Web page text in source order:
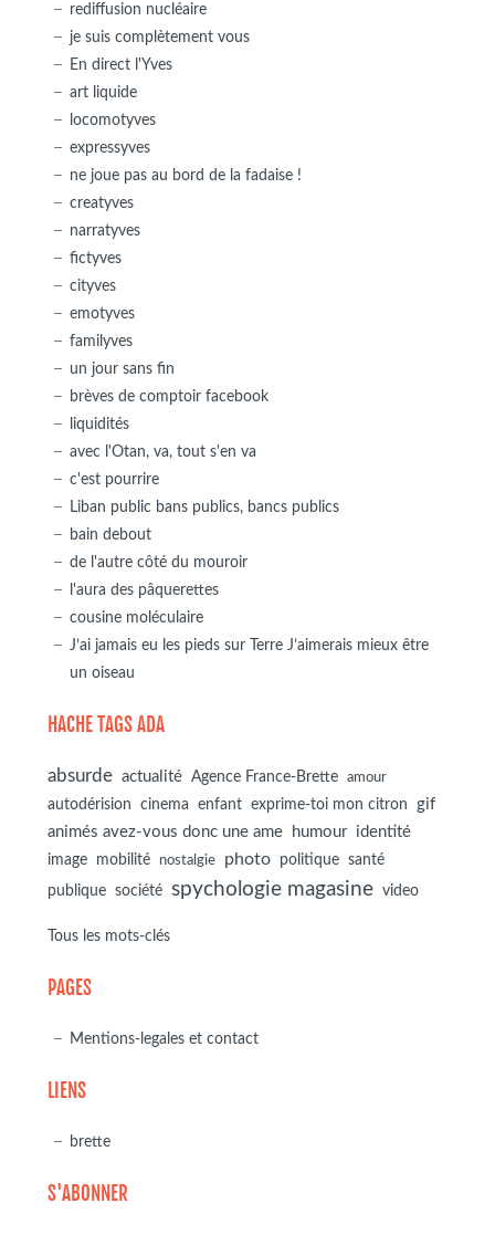
rediffusion nucléaire
je suis complètement vous
En direct l'Yves
art liquide
locomotyves
expressyves
ne joue pas au bord de la fadaise !
creatyves
narratyves
fictyves
cityves
emotyves
familyves
un jour sans fin
brèves de comptoir facebook
liquidités
avec l'Otan, va, tout s'en va
c'est pourrire
Liban public bans publics, bancs publics
bain debout
de l'autre côté du mouroir
l'aura des pâquerettes
cousine moléculaire
J’ai jamais eu les pieds sur Terre J’aimerais mieux être
un oiseau
HACHE TAGS ADA
absurde actualité Agence France-Brette amour
autodérision cinema enfant exprime-toi mon citron
gif
animés avez-vous donc une ame
humour identité
image mobilité nostalgie photo politique
santé
publique
société spychologie magasine video
Tous les mots-clés
PAGES
Mentions-legales et contact
LIENS
brette
S'ABONNER